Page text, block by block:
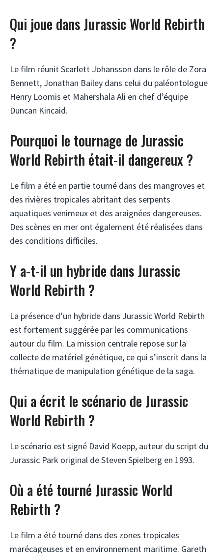
Qui joue dans Jurassic World Rebirth
?
Le film réunit Scarlett Johansson dans le rôle de Zora
Bennett, Jonathan Bailey dans celui du paléontologue
Henry Loomis et Mahershala Ali en chef d’équipe
Duncan Kincaid.
Pourquoi le tournage de Jurassic
World Rebirth était-il dangereux ?
Le film a été en partie tourné dans des mangroves et
des rivières tropicales abritant des serpents
aquatiques venimeux et des araignées dangereuses.
Des scènes en mer ont également été réalisées dans
des conditions difficiles.
Y a-t-il un hybride dans Jurassic
World Rebirth ?
La présence d’un hybride dans Jurassic World Rebirth
est fortement suggérée par les communications
autour du film. La mission centrale repose sur la
collecte de matériel génétique, ce qui s’inscrit dans la
thématique de manipulation génétique de la saga.
Qui a écrit le scénario de Jurassic
World Rebirth ?
Le scénario est signé David Koepp, auteur du script du
Jurassic Park original de Steven Spielberg en 1993.
Où a été tourné Jurassic World
Rebirth ?
Le film a été tourné dans des zones tropicales
marécageuses et en environnement maritime. Gareth